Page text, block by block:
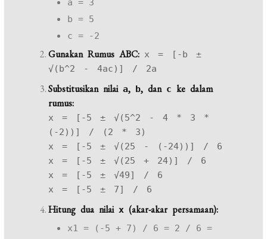
a = 3
b = 5
c = -2
Gunakan Rumus ABC: x = [-b ±
√(b^2 - 4ac)] / 2a
Substitusikan nilaia, b, dan c ke dalam
rumus:
x = [-5 ± √(5^2 - 4 * 3 *
(-2))] / (2 * 3)
x = [-5 ± √(25 - (-24))] / 6
x = [-5 ± √(25 + 24)] / 6
x = [-5 ± √49] / 6
x = [-5 ± 7] / 6
Hitung dua nilaix (akar-akar persamaan):
x1 = (-5 + 7) / 6 = 2 / 6 =